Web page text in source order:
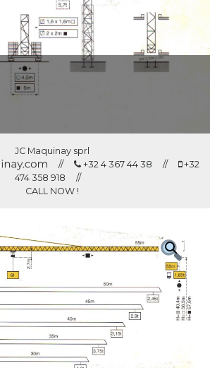
JC Maquinay sprl
// +32 4 367 44 38 //
+32
474 358 918 //
CALL NOW !